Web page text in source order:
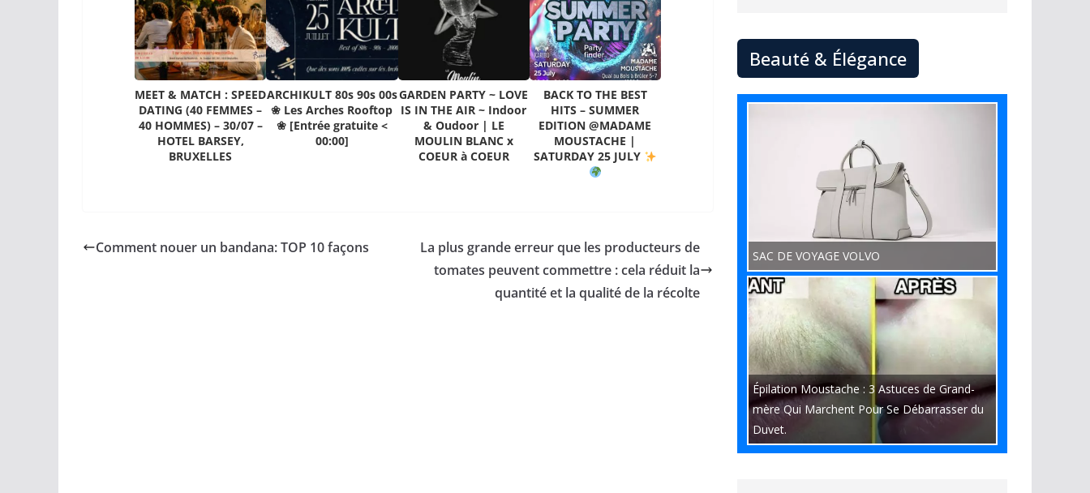
MEET & MATCH : SPEED
DATING (40 FEMMES –
40 HOMMES) – 30/07 –
HOTEL BARSEY,
BRUXELLES
ARCHIKULT 80s 90s 00s
❀ Les Arches Rooftop
❀ [Entrée gratuite <
00:00]
GARDEN PARTY ~ LOVE
IS IN THE AIR ~ Indoor
& Oudoor | LE
MOULIN BLANC x
COEUR à COEUR
BACK TO THE BEST
HITS – SUMMER
EDITION @MADAME
MOUSTACHE |
SATURDAY 25 JULY
Comment nouer un bandana: TOP 10 façons
La plus grande erreur que les producteurs de
tomates peuvent commettre : cela réduit la
quantité et la qualité de la récolte
Beauté & Élégance
SAC DE VOYAGE VOLVO
Épilation Moustache : 3 Astuces de Grand-
mère Qui Marchent Pour Se Débarrasser du
Duvet.